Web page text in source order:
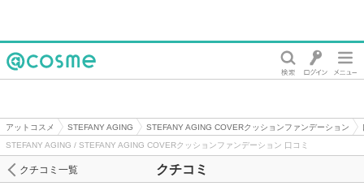
アットコスメ STEFANY AGING STEFANY AGING COVERクッションファンデーション
STEFANY AGING / STEFANY AGING COVERクッションファンデーション 口コミ
クチコミ
クチコミ一覧